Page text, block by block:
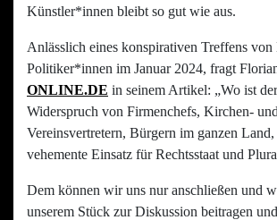
Künstler*innen bleibt so gut wie aus.
Anlässlich eines konspirativen Treffens von
Politiker*innen im Januar 2024, fragt
ONLINE.DE in seinem Artikel: „Wo ist
Widerspruch von Firmenchefs, Kirchen- und
Vereinsvertretern, Bürgern im ganzen
vehemente Einsatz für Rechtsstaat und
Dem können wir uns nur anschließen und
unserem Stück zur Diskussion beitragen